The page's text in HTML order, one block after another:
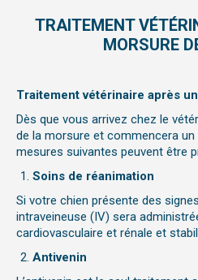
TRAITEMENT
MORSURE
Traitement vétérinaire après
Dès que vous arrivez chez le
de la morsure et commencera un
mesures suivantes peuvent être
Soins de réanimation
Si votre chien présente des
intraveineuse (IV) sera
cardiovasculaire et rénale et
Antivenin